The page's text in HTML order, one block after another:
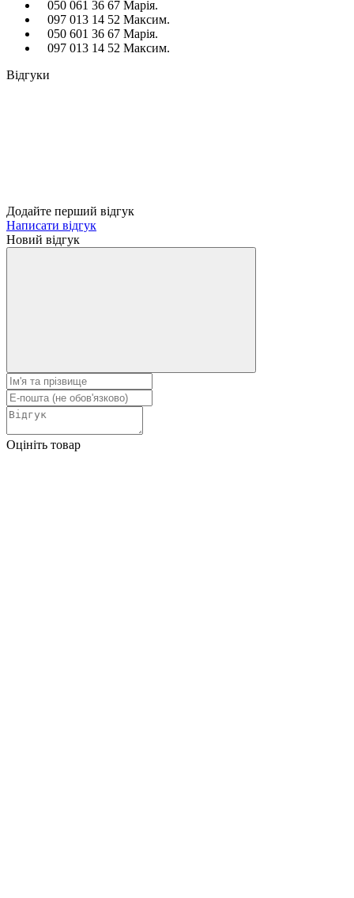
050 061 36 67 Марія.
097 013 14 52 Максим.
050 601 36 67 Марія.
097 013 14 52 Максим.
Відгуки
Додайте перший відгук
Написати відгук
Новий відгук
Оцініть товар